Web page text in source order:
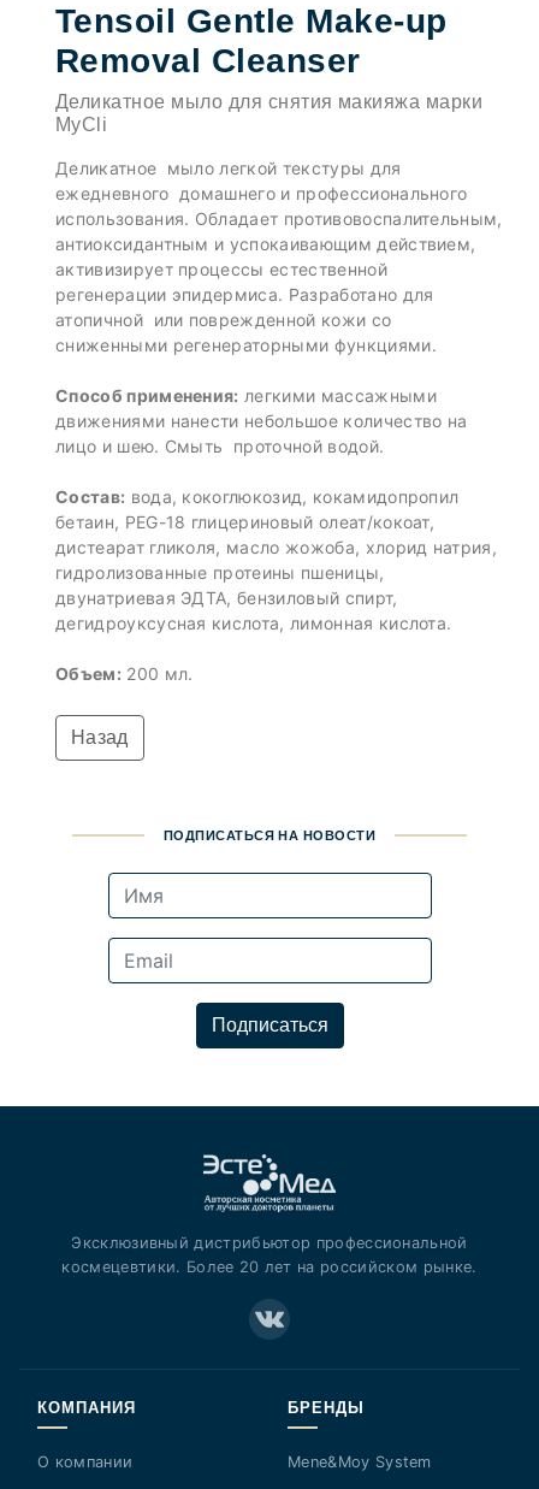
Tensoil Gentle Make-up
Removal Cleanser
Деликатное мыло для снятия макияжа марки
MyCli
Деликатное мыло легкой текстуры для
ежедневного домашнего и профессионального
использования. Обладает противовоспалительным,
антиоксидантным и успокаивающим действием,
активизирует процессы естественной
регенерации эпидермиса. Разработано для
атопичной или поврежденной кожи со
сниженными регенераторными функциями.
Способ применения: легкими массажными
движениями нанести небольшое количество на
лицо и шею. Смыть проточной водой.
Состав: вода, кокоглюкозид, кокамидопропил
бетаин, PEG-18 глицериновый олеат/кокоат,
дистеарат гликоля, масло жожоба, хлорид натрия,
гидролизованные протеины пшеницы,
двунатриевая ЭДТА, бензиловый спирт,
дегидроуксусная кислота, лимонная кислота.
Объем: 200 мл.
Назад
ПОДПИСАТЬСЯ НА НОВОСТИ
Подписаться
Эксклюзивный дистрибьютор профессиональной
космецевтики. Более 20 лет на российском рынке.
КОМПАНИЯ
О компании
БРЕНДЫ
Mene&Moy System